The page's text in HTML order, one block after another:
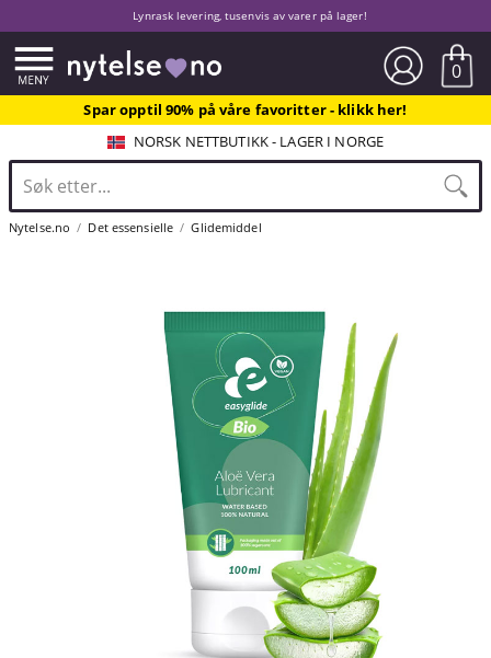
Lynrask levering, tusenvis av varer på lager!
0
Spar opptil 90% på våre favoritter - klikk her!
NORSK NETTBUTIKK - LAGER I NORGE
Nytelse.no Det essensielle Glidemiddel